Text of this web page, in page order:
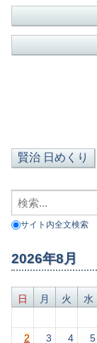
サイト内全文検索
2026年8月
日 月 火 水
2
3 4 5